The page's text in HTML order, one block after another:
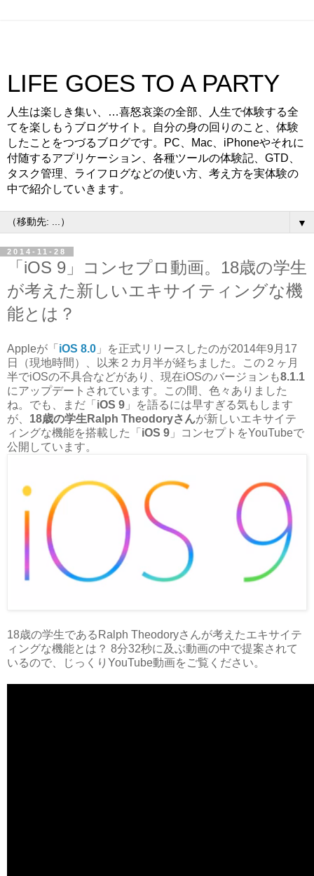
LIFE GOES TO A PARTY
人生は楽しき集い、…喜怒哀楽の全部、人生で体験する全
てを楽しもうブログサイト。自分の身の回りのこと、体験
したことをつづるブログです。PC、Mac、iPhoneやそれに
付随するアプリケーション、各種ツールの体験記、GTD、
タスク管理、ライフログなどの使い方、考え方を実体験の
中で紹介していきます。
▼
2014-11-28
「iOS 9」コンセプロ動画。18歳の学生
が考えた新しいエキサイティングな機
能とは？
Appleが「 iOS 8.0 」を正式リリースしたのが2014年9月17
日（現地時間）、以来２カ月半が経ちました。この２ヶ月
半でiOSの不具合などがあり、現在iOSのバージョンも8.1.1
にアップデートされています。この間、色々ありました
ね。でも、まだ「 iOS 9 」を語るには早すぎる気もします
が、 18歳の学生Ralph Theodoryさんが新しいエキサイテ
ィングな機能を搭載した「 iOS 9 」コンセプトをYouTubeで
公開しています。
18歳の学生であるRalph Theodoryさんが考えたエキサイテ
ィングな機能とは？ 8分32秒に及ぶ動画の中で提案されて
いるので、じっくりYouTube動画をご覧ください。